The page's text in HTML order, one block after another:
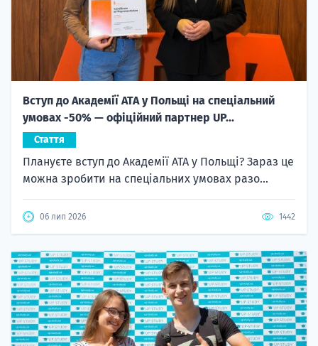
Вступ до Академії ATA у Польщі на спеціальний
умовах -50% — офіційний партнер UP...
Стаття
Плануєте вступ до Академії ATA у Польщі? Зараз це
можна зробити на спеціальних умовах разо...
06 лип 2026 1442